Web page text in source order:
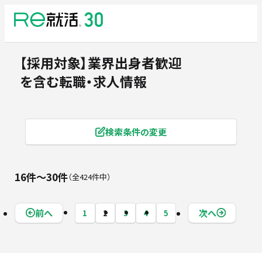
【採用対象】業界出身者歓迎
を含む転職・求人情報
検索条件の変更
前へ 1 2 3 4 5 次へ
16件〜30件 全424件中